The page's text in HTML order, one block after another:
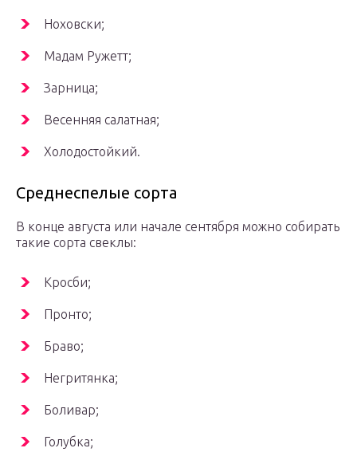
Ноховски;
Мадам Ружетт;
Зарница;
Весенняя салатная;
Холодостойкий.
Среднеспелые сорта
В конце августа или начале сентября можно собирать
такие сорта свеклы:
Кросби;
Пронто;
Браво;
Негритянка;
Боливар;
Голубка;